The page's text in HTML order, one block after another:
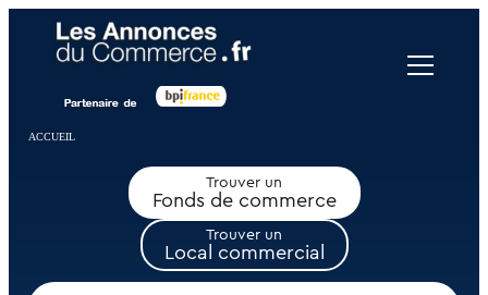
ACCUEIL
Trouver un
Fonds de commerce
Trouver un
Local commercial
Panneau de gestion des cookies